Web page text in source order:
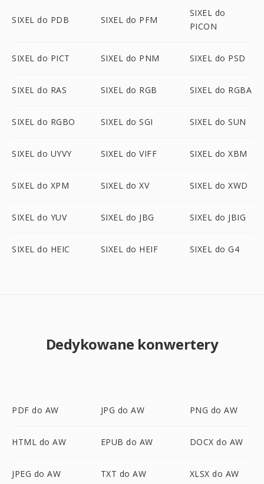
SIXEL do PDB SIXEL do PFM
SIXEL do
PICON
SIXEL do PICT SIXEL do PNM SIXEL do PSD
SIXEL do RAS SIXEL do RGB SIXEL do RGBA
SIXEL do RGBO SIXEL do SGI SIXEL do SUN
SIXEL do UYVY SIXEL do VIFF SIXEL do XBM
SIXEL do XPM SIXEL do XV SIXEL do XWD
SIXEL do YUV SIXEL do JBG SIXEL do JBIG
SIXEL do HEIC SIXEL do HEIF SIXEL do G4
Dedykowane konwertery
PDF do AW JPG do AW PNG do AW
HTML do AW EPUB do AW DOCX do AW
JPEG do AW TXT do AW XLSX do AW